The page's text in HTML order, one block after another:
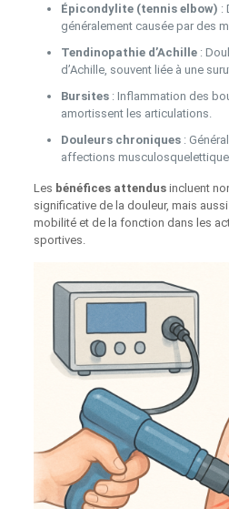
Épicondylite (tennis elbow) :
généralement causée par des
Tendinopathie d’Achille:
d’Achille, souvent liée à une
Bursites: Inflammation des
amortissent les articulations.
Douleurs chroniques:
affections
Les bénéfices attendusincluent
significative de la douleur, mais
mobilité et de la fonction dans les
sportives.